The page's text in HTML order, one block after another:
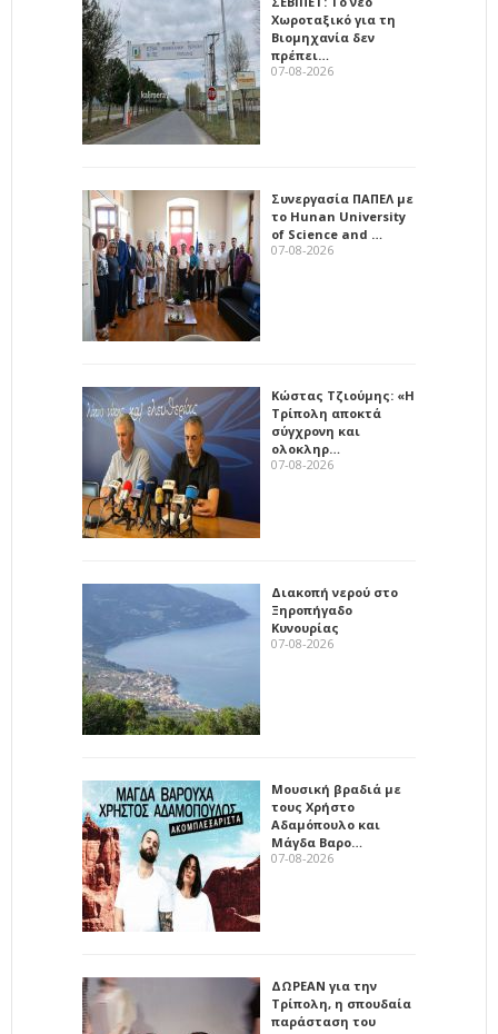
Χωροταξικό για τη
Βιομηχανία δεν
πρέπει…
07-08-2026
Συνεργασία ΠΑΠΕΛ με
το Hunan University
of Science and …
07-08-2026
Κώστας Τζιούμης: «Η
Τρίπολη αποκτά
σύγχρονη και
ολοκληρ…
07-08-2026
Διακοπή νερού στο
Ξηροπήγαδο
Κυνουρίας
07-08-2026
Μουσική βραδιά με
τους Χρήστο
Αδαμόπουλο και
Μάγδα Βαρο…
07-08-2026
ΔΩΡΕΑΝ για την
Τρίπολη, η σπουδαία
παράσταση του